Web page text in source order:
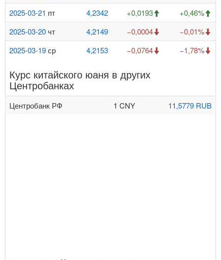
2025-03-21 пт 4,2342 +0,0193
+0,46%
2025-03-20 чт 4,2149 −0,0004
−0,01%
2025-03-19ср 4,2153 −0,0764 −1,78%
Курс китайского юаня в других
Центробанках
Центробанк РФ 1 CNY 11,5779 RUB